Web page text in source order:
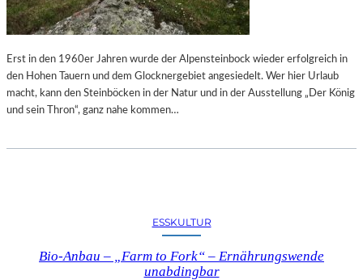
Erst in den 1960er Jahren wurde der Alpensteinbock wieder erfolgreich in
den Hohen Tauern und dem Glocknergebiet angesiedelt. Wer hier Urlaub
macht, kann den Steinböcken in der Natur und in der Ausstellung „Der König
und sein Thron“, ganz nahe kommen…
ESSKULTUR
Bio-Anbau – „Farm to Fork“ – Ernährungswende
unabdingbar